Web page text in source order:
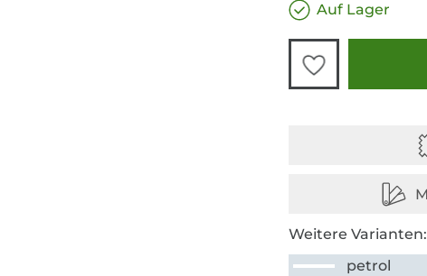
Auf Lager
Weitere Varianten:
petrol